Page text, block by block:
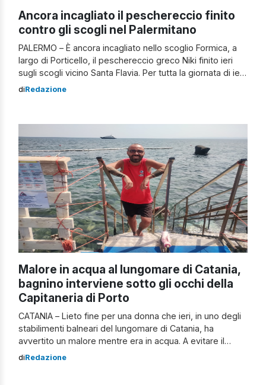
Ancora incagliato il peschereccio finito
contro gli scogli nel Palermitano
PALERMO – È ancora incagliato nello scoglio Formica, a
largo di Porticello, il peschereccio greco Niki finito ieri
sugli scogli vicino Santa Flavia. Per tutta la giornata di ieri,
a partire dalle 8 del mattino, i Vigili del Fuoco hanno
diRedazione
Malore in acqua al lungomare di Catania,
bagnino interviene sotto gli occhi della
Capitaneria di Porto
CATANIA – Lieto fine per una donna che ieri, in uno degli
stabilimenti balneari del lungomare di Catania, ha
avvertito un malore mentre era in acqua. A evitare il
peggio è stato uno dei bagnini, intervenuto con
diRedazione